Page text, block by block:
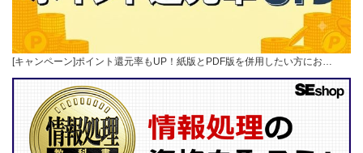
[キャンペーン]ポイント還元率もUP！紙版とPDF版を併用したい方にお…